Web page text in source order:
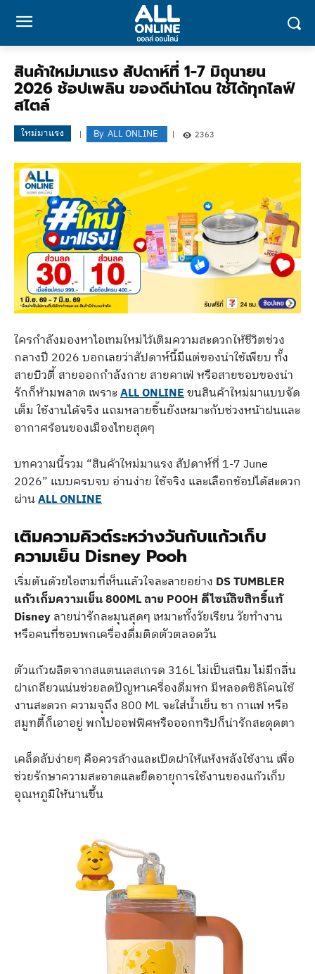
สินค้าใหม่มาแรง สัปดาห์ที่ 1-7 มิถุนายน
2026 ช้อปเพลิน ของดีน่าโดน ใช้ได้ทุกไลฟ์
สไตล์
ใหม่มาแรง By ALL ONLINE 2363
ใครกำลังมองหาไอเทมใหม่ไว้เติมความสะดวกให้ชีวิตช่วง
กลางปี 2026 บอกเลยว่าสัปดาห์นี้มีแต่ของน่าใช้เพียบ ทั้ง
สายบิวตี้ สายออกกำลังกาย สายคาเฟ่ หรือสายชอบของน่า
รักก็ห้ามพลาด เพราะALL ONLINEขนสินค้าใหม่มาแบบจัด
เต็ม ใช้งานได้จริง แถมหลายชิ้นยังเหมาะกับช่วงหน้าฝนและ
อากาศร้อนของเมืองไทยสุดๆ
บทความนี้รวม “สินค้าใหม่มาแรง สัปดาห์ที่ 1-7 June
2026” แบบครบจบ อ่านง่าย ใช้จริง และเลือกช้อปได้สะดวก
ผ่านALL ONLINE
เติมความคิวต์ระหว่างวันกับแก้วเก็บ
ความเย็น Disney Pooh
เริ่มต้นด้วยไอเทมที่เห็นแล้วใจละลายอย่าง DS TUMBLER
แก้วเก็บความเย็น 800ML ลาย POOH ดีไซน์ลิขสิทธิ์แท้
Disneyลายน่ารักละมุนสุดๆ เหมาะทั้งวัยเรียน วัยทำงาน
หรือคนที่ชอบพกเครื่องดื่มติดตัวตลอดวัน
ตัวแก้วผลิตจากสแตนเลสเกรด 316L ไม่เป็นสนิม ไม่มีกลิ่น
ฝาเกลียวแน่นช่วยลดปัญหาเครื่องดื่มหก มีหลอดซิลิโคนใช้
งานสะดวก ความจุถึง 800 ML จะใส่น้ำเย็น ชา กาแฟ หรือ
สมูทตี้ก็เอาอยู่ พกไปออฟฟิศหรือออกทริปก็น่ารักสะดุดตา
เคล็ดลับง่ายๆ คือควรล้างและเปิดฝาให้แห้งหลังใช้งาน เพื่อ
ช่วยรักษาความสะอาดและยืดอายุการใช้งานของแก้วเก็บ
อุณหภูมิให้นานขึ้น